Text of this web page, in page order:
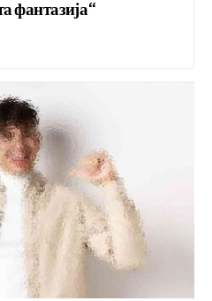
фантазија“